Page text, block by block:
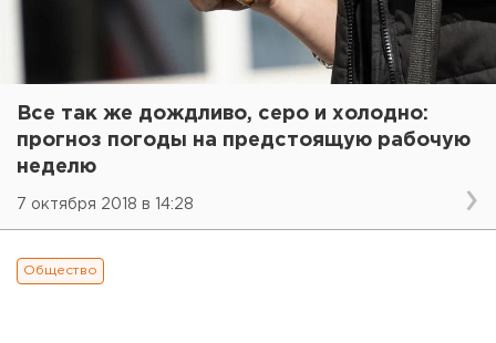
Все так же дождливо, серо и холодно:
прогноз погоды на предстоящую рабочую
неделю
7 октября 2018 в 14:28
Общество